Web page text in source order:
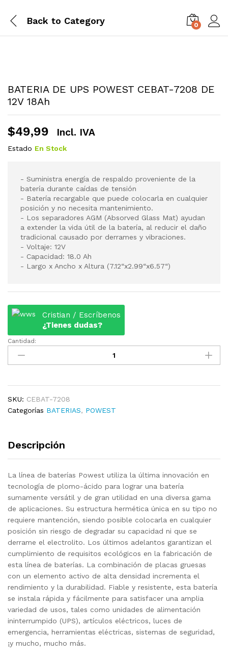
Back to Category 0
BATERIA DE UPS POWEST CEBAT-7208 DE
12V 18Ah
$49,99 Incl. IVA
Estado En Stock
- Suministra energía de respaldo proveniente de la
batería durante caídas de tensión
- Batería recargable que puede colocarla en cualquier
posición y no necesita mantenimiento.
- Los separadores AGM (Absorved Glass Mat) ayudan
a extender la vida útil de la batería, al reducir el daño
tradicional causado por derrames y vibraciones.
- Voltaje: 12V
- Capacidad: 18.0 Ah
- Largo x Ancho x Altura (7.12“x2.99“x6.57“)
Cristian / Escríbenos
¿Tienes dudas?
BATERIA
UPS
CEBAT-
7208
DE
quantity
Cantidad:
SKU: CEBAT-7208
Categorías BATERIAS, POWEST
Descripción
La línea de baterías Powest utiliza la última innovación en
tecnología de plomo-ácido para lograr una batería
sumamente versátil y de gran utilidad en una diversa gama
de aplicaciones. Su estructura hermética única en su tipo no
requiere mantención, siendo posible colocarla en cualquier
posición sin riesgo de degradar su capacidad ni que se
derrame el electrolito. Los últimos adelantos garantizan el
cumplimiento de requisitos ecológicos en la fabricación de
esta línea de baterías. La combinación de placas gruesas
con un elemento activo de alta densidad incrementa el
rendimiento y la durabilidad. Fiable y resistente, esta batería
se instala rápida y fácilmente para satisfacer una amplia
variedad de usos, tales como unidades de alimentación
ininterrumpido (UPS), artículos eléctricos, luces de
emergencia, herramientas eléctricas, sistemas de seguridad,
¡y mucho, mucho más.